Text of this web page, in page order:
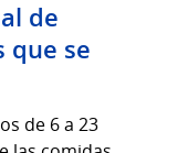
de
que se
de 6 a 23